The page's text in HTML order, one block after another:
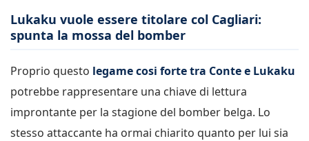
Lukaku vuole essere titolare col Cagliari:
spunta la mossa del bomber
Proprio questo legame cosi forte tra Conte e Lukaku
potrebbe rappresentare una chiave di lettura
improntante per la stagione del bomber belga. Lo
stesso attaccante ha ormai chiarito quanto per lui sia